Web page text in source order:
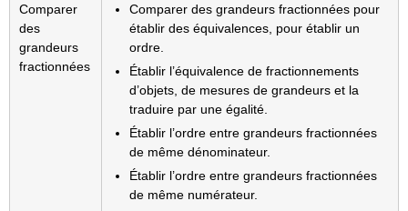
Comparer
des
grandeurs
fractionnées
Comparer des grandeurs fractionnées pour
établir des équivalences, pour établir un
ordre.
Établir l’équivalence de fractionnements
d’objets, de mesures de grandeurs et la
traduire par une égalité.
Établir l’ordre entre grandeurs fractionnées
de même dénominateur.
Établir l’ordre entre grandeurs fractionnées
de même numérateur.